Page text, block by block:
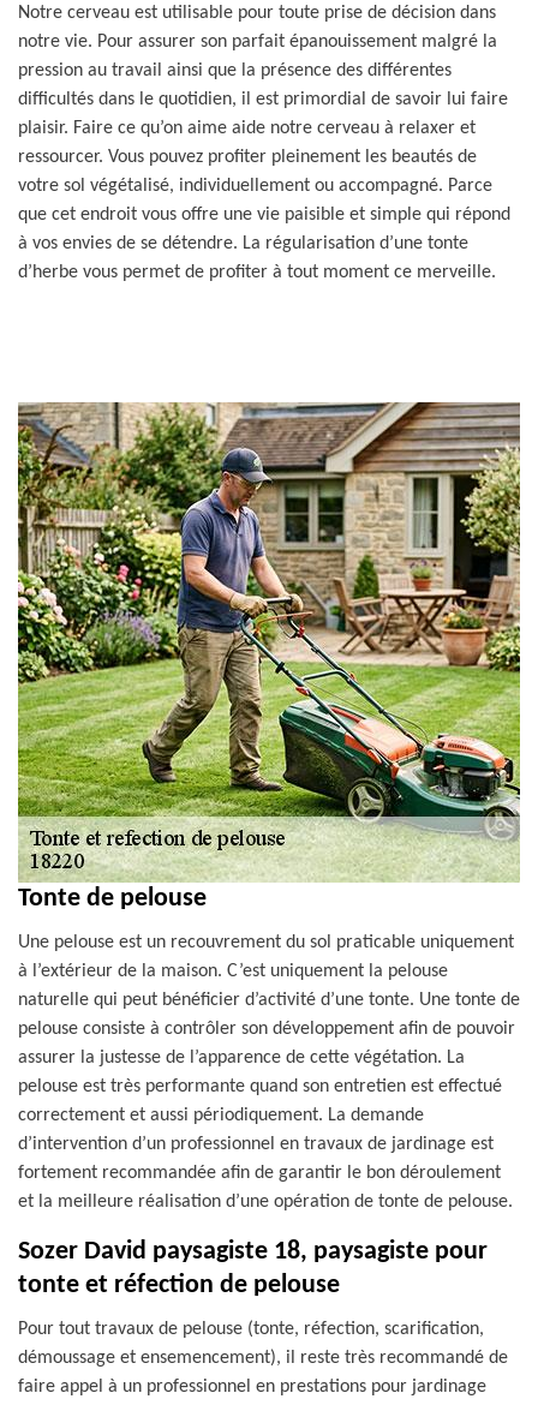
Notre cerveau est utilisable pour toute prise de décision dans
notre vie. Pour assurer son parfait épanouissement malgré la
pression au travail ainsi que la présence des différentes
difficultés dans le quotidien, il est primordial de savoir lui faire
plaisir. Faire ce qu’on aime aide notre cerveau à relaxer et
ressourcer. Vous pouvez profiter pleinement les beautés de
votre sol végétalisé, individuellement ou accompagné. Parce
que cet endroit vous offre une vie paisible et simple qui répond
à vos envies de se détendre. La régularisation d’une tonte
d’herbe vous permet de profiter à tout moment ce merveille.
Tonte de pelouse
Une pelouse est un recouvrement du sol praticable uniquement
à l’extérieur de la maison. C’est uniquement la pelouse
naturelle qui peut bénéficier d’activité d’une tonte. Une tonte de
pelouse consiste à contrôler son développement afin de pouvoir
assurer la justesse de l’apparence de cette végétation. La
pelouse est très performante quand son entretien est effectué
correctement et aussi périodiquement. La demande
d’intervention d’un professionnel en travaux de jardinage est
fortement recommandée afin de garantir le bon déroulement
et la meilleure réalisation d’une opération de tonte de pelouse.
Sozer David paysagiste 18, paysagiste pour
tonte et réfection de pelouse
Pour tout travaux de pelouse (tonte, réfection, scarification,
démoussage et ensemencement), il reste très recommandé de
faire appel à un professionnel en prestations pour jardinage